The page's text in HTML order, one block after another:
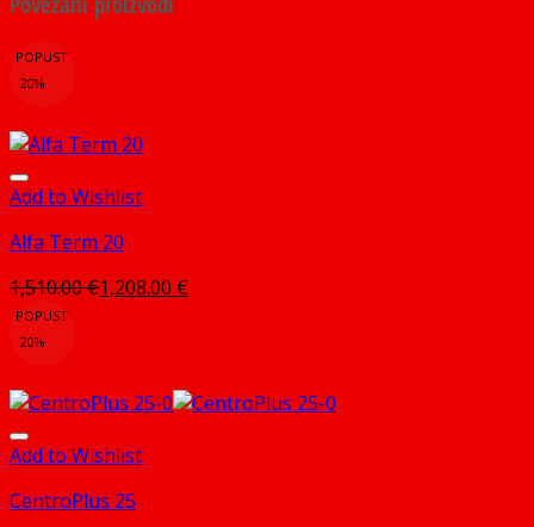
POPUST
20%
Add to Wishlist
Alfa Term 20
1,510.00€1,208.00 €
POPUST
20%
Add to Wishlist
CentroPlus 25